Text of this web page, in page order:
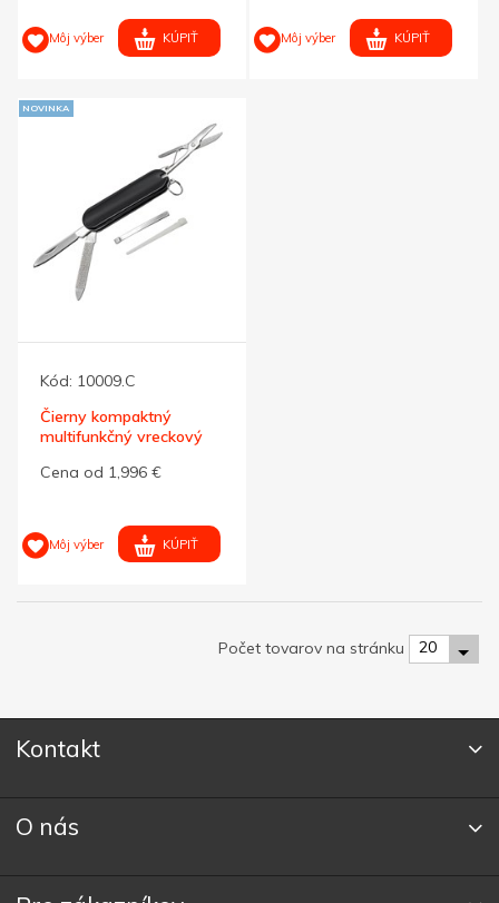
Môj výber KÚPIŤ Môj výber KÚPIŤ
NOVINKA
Kód: 10009.C
Čierny kompaktný
multifunkčný vreckový
Cena od 1,996 €
Môj výber KÚPIŤ
Počet tovarov na stránku 20
Kontakt
O nás